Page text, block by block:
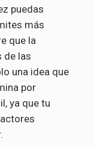
puedas
más
que la
de las
una idea que
por
ya que tu